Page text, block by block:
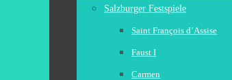
Salzburger Festspiele
Saint François d’Assise
Faust I
Carmen